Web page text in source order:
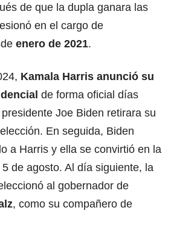
de que la dupla ganara las
en el cargo de
enero de 2021.
Kamala Harris anunció su
de forma oficial días
Joe Biden retirara su
En seguida, Biden
a Harris y ella se convirtió en la
de agosto. Al día siguiente, la
al gobernador de
, como su compañero de